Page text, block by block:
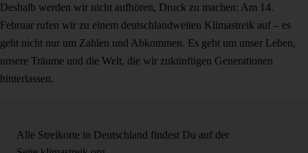
Deshalb werden wir nicht aufhören, Druck zu machen: Am 14.
Februar rufen wir zu einem deutschlandweiten Klimastreik auf – es
geht nicht nur um Zahlen und Abkommen. Es geht um unser Leben,
unsere Träume und die Welt, die wir zukünftigen Generationen
hinterlassen.
Alle Streikorte in Deutschland findest Du auf der